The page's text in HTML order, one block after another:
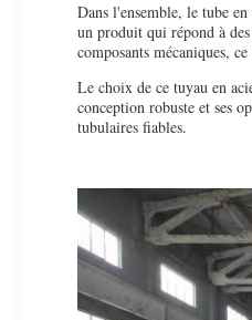
Dans l'ensemble, le tube
un produit qui répond à
composants mécaniques,
Le choix de ce tuyau en
conception robuste et ses
tubulaires fiables.